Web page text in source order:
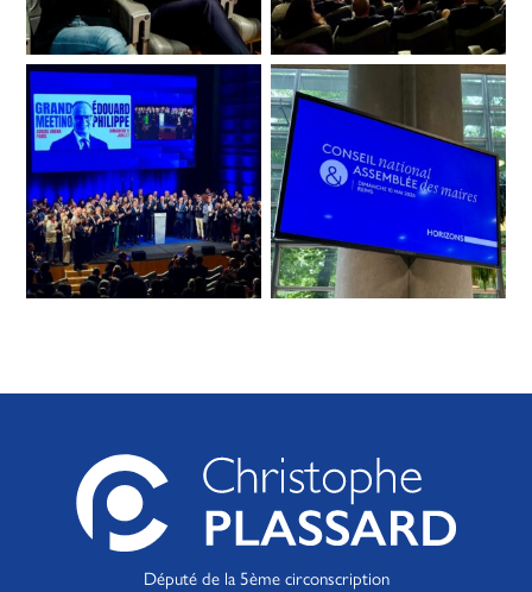
Député de la 5ème circonscription